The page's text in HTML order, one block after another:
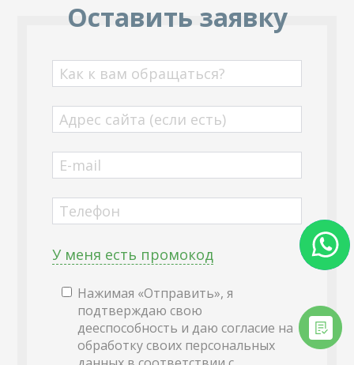
Оставить заявку
Как к вам обращаться?
Адрес сайта (если есть)
E-mail
Телефон
У меня есть промокод
Нажимая «Отправить», я
подтверждаю свою
дееспособность и даю согласие на
обработку своих персональных